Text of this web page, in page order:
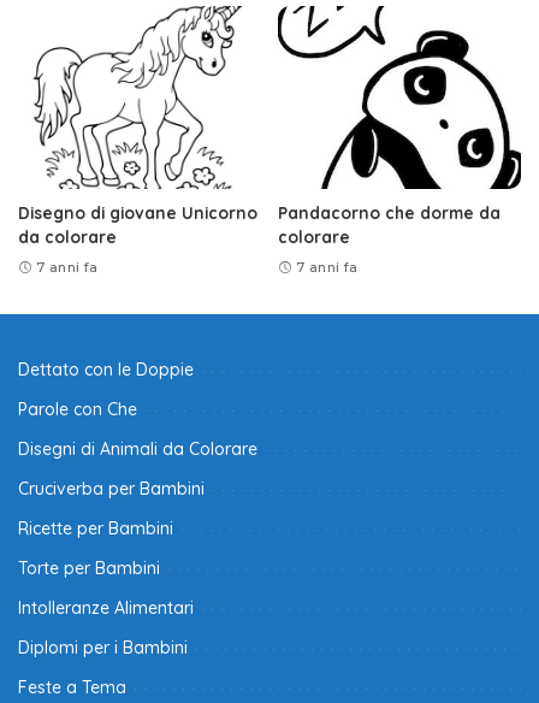
Disegno di giovane Unicorno
da colorare
7 anni fa
Pandacorno che dorme da
colorare
7 anni fa
Dettato con le Doppie
Parole con Che
Disegni di Animali da Colorare
Cruciverba per Bambini
Ricette per Bambini
Torte per Bambini
Intolleranze Alimentari
Diplomi per i Bambini
Feste a Tema